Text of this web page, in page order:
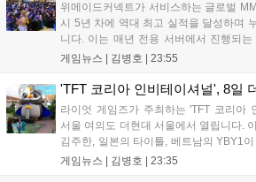
위메이드커넥트가 서비스하는 글로벌
시 5년 차에 역대 최고 실적을 달성하며
니다. 이는 매년 전용 서버에서 진행되
영향이 큽니다. FWC는 이용자가 동일한
대폭 상승하는 성과를 냈습니다. 오는 10
11만 달러 규모의 제4회 FWC 그랜드
이드커넥트는 이를 통해 커뮤니티 중심
입니다....
게임뉴스 | 김병호 23:55
'TFT 코리아 인비테이셔널', 8일
라이엇 게임즈가 주최하는 'TFT 코리아
서울 여의도 더현대 서울에서 열립니다.
김주한, 일본의 타이틀, 베트남의 YBY1
는 소속팀 없이 개인 자격으로 참가하는
게임뉴스 | 김병호 23:35